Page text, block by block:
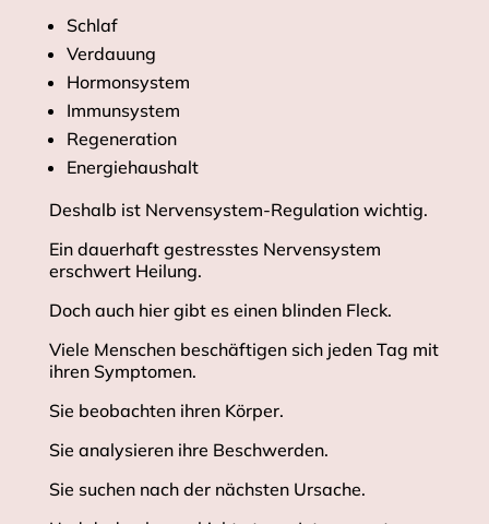
Schlaf
Verdauung
Hormonsystem
Immunsystem
Regeneration
Energiehaushalt
Deshalb ist Nervensystem-Regulation wichtig.
Ein dauerhaft gestresstes Nervensystem
erschwert Heilung.
Doch auch hier gibt es einen blinden Fleck.
Viele Menschen beschäftigen sich jeden Tag mit
ihren Symptomen.
Sie beobachten ihren Körper.
Sie analysieren ihre Beschwerden.
Sie suchen nach der nächsten Ursache.